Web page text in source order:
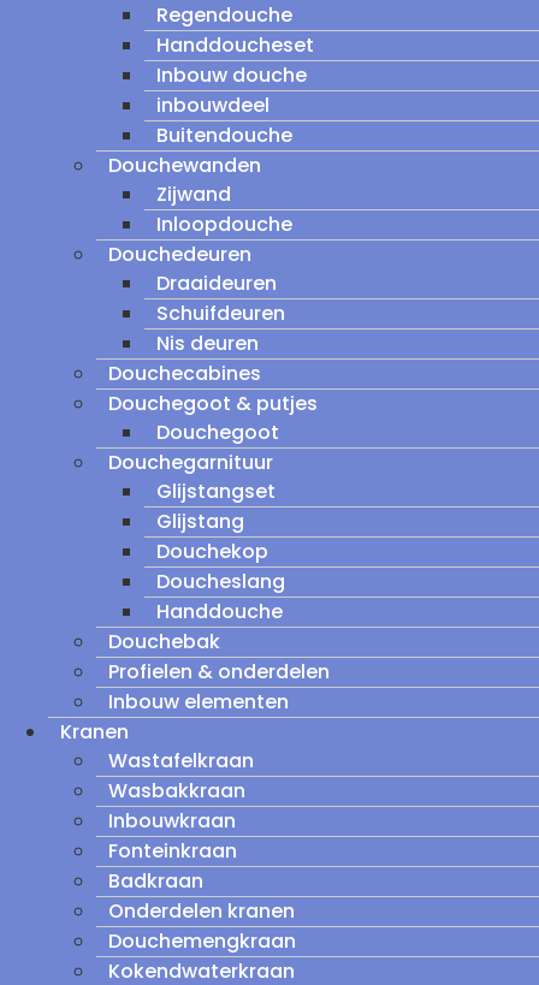
Regendouche
Handdoucheset
Inbouw douche
inbouwdeel
Buitendouche
Douchewanden
Zijwand
Inloopdouche
Douchedeuren
Draaideuren
Schuifdeuren
Nis deuren
Douchecabines
Douchegoot & putjes
Douchegoot
Douchegarnituur
Glijstangset
Glijstang
Douchekop
Doucheslang
Handdouche
Douchebak
Profielen & onderdelen
Inbouw elementen
Kranen
Wastafelkraan
Wasbakkraan
Inbouwkraan
Fonteinkraan
Badkraan
Onderdelen kranen
Douchemengkraan
Kokendwaterkraan